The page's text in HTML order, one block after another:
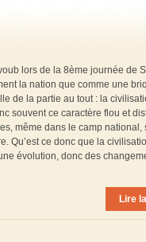
lors de la 8ème journée de
la nation que comme une
de la partie au tout : la
souvent ce caractère flou et
même dans le camp national,
Qu’est ce donc que la
évolution, donc des
Lire